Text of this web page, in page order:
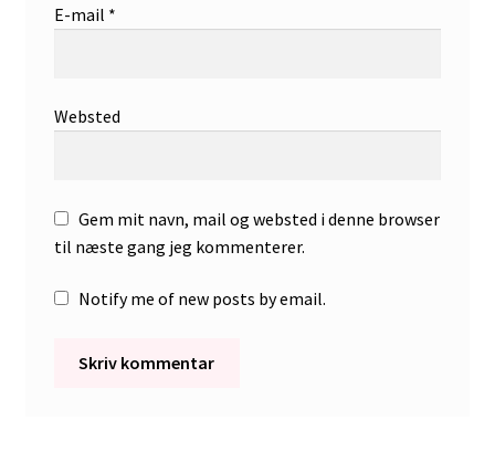
E-mail *
Websted
Gem mit navn, mail og websted i denne browser
til næste gang jeg kommenterer.
Notify me of new posts by email.